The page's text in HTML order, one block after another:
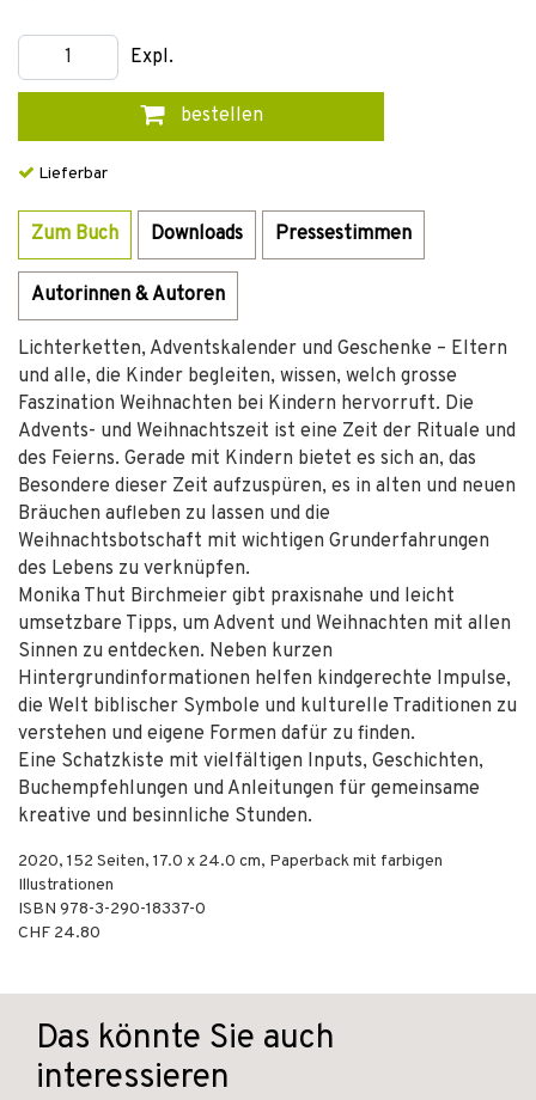
Expl.
bestellen
Lieferbar
Zum Buch Downloads Pressestimmen
Autorinnen & Autoren
Lichterketten, Adventskalender und Geschenke – Eltern
und alle, die Kinder begleiten, wissen, welch grosse
Faszination Weihnachten bei Kindern hervorruft. Die
Advents- und Weihnachtszeit ist eine Zeit der Rituale und
des Feierns. Gerade mit Kindern bietet es sich an, das
Besondere dieser Zeit aufzuspüren, es in alten und neuen
Bräuchen aufleben zu lassen und die
Weihnachtsbotschaft mit wichtigen Grunderfahrungen
des Lebens zu verknüpfen.
Monika Thut Birchmeier gibt praxisnahe und leicht
umsetzbare Tipps, um Advent und Weihnachten mit allen
Sinnen zu entdecken. Neben kurzen
Hintergrundinformationen helfen kindgerechte Impulse,
die Welt biblischer Symbole und kulturelle Traditionen zu
verstehen und eigene Formen dafür zu finden.
Eine Schatzkiste mit vielfältigen Inputs, Geschichten,
Buchempfehlungen und Anleitungen für gemeinsame
kreative und besinnliche Stunden.
2020, 152 Seiten, 17.0 x 24.0 cm, Paperback mit farbigen
Illustrationen
ISBN 978-3-290-18337-0
CHF 24.80
Das könnte Sie auch
interessieren